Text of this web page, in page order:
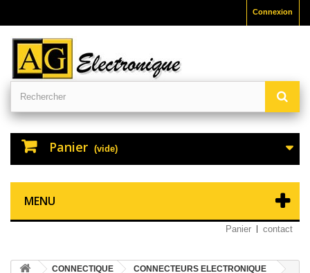
Connexion
Panier (vide)
MENU
Panier contact
CONNECTIQUE
CONNECTEURS ELECTRONIQUE